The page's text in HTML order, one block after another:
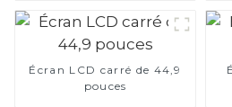
Écran LCD carré de 44,9
pouces